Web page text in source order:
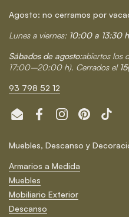
Agosto: no cerramos por
Lunes a viernes: 10:00 a 13:30
Sábados de agosto:abiertos los
17:00–20:00 h). Cerrados el 15
93 798 52 12
Email FacebookInstagramPinterestTikTok
Muebles, Descanso y
Armarios a Medida
Muebles
Mobiliario Exterior
Descanso